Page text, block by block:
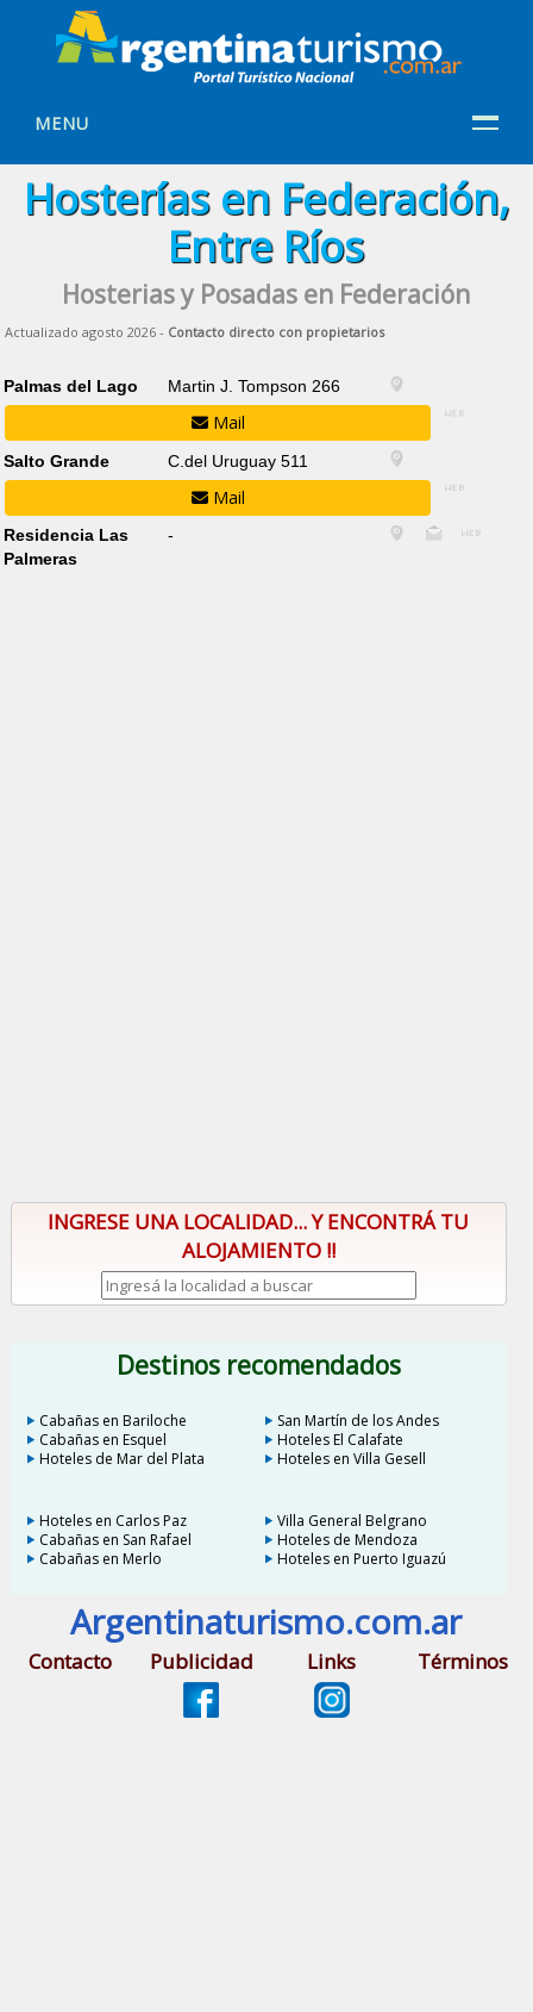
MENU
Hosterías en Federación,
Entre Ríos
Hosterias y Posadas en Federación
Actualizado agosto 2026 - Contacto directo con propietarios
Palmas del Lago Martin J. Tompson 266
Mail
Salto Grande C.del Uruguay 511
Mail
Residencia Las
Palmeras
-
INGRESE UNA LOCALIDAD... Y ENCONTRÁ TU
ALOJAMIENTO !!
Destinos recomendados
Cabañas en Bariloche
San Martín de los Andes
Cabañas en Esquel
Hoteles El Calafate
Hoteles de Mar del Plata
Hoteles en Villa Gesell
Hoteles en Carlos Paz
Villa General Belgrano
Cabañas en San Rafael
Hoteles de Mendoza
Cabañas en Merlo
Hoteles en Puerto Iguazú
Argentinaturismo.com.ar
Contacto Publicidad Links Términos